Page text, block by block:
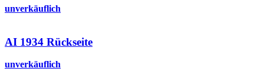
unverkäuflich
AI 1934 Rückseite
unverkäuflich